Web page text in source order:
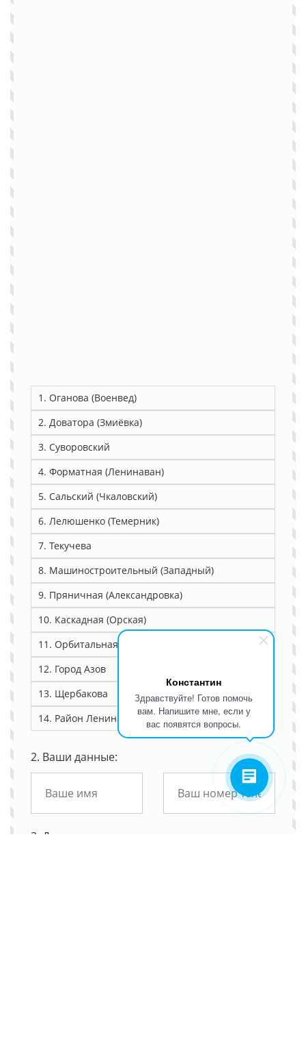
Константин
Здравствуйте! Готов помочь
вам. Напишите мне, если у
вас появятся вопросы.
1. Оганова (Военвед)
2. Доватора (Змиёвка)
3. Суворовский
4. Форматная (Ленинаван)
5. Сальский (Чкаловский)
6. Лелюшенко (Темерник)
7. Текучева
8. Машиностроительный (Западный)
9. Пряничная (Александровка)
10. Каскадная (Орская)
11. Орбитальная (Северный)
12. Город Азов
13. Щербакова
14. Район Ленина
2. Ваши данные:
3. Детали заявки: